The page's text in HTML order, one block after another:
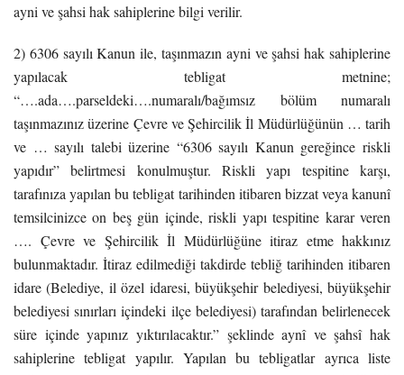
ayni ve şahsi hak sahiplerine bilgi verilir.
2) 6306 sayılı Kanun ile, taşınmazın ayni ve şahsi hak sahiplerine
yapılacak tebligat metnine;
“….ada….parseldeki….numaralı/bağımsız bölüm numaralı
taşınmazınız üzerine Çevre ve Şehircilik İl Müdürlüğünün … tarih
ve … sayılı talebi üzerine “6306 sayılı Kanun gereğince riskli
yapıdır” belirtmesi konulmuştur. Riskli yapı tespitine karşı,
tarafınıza yapılan bu tebligat tarihinden itibaren bizzat veya kanunî
temsilcinizce on beş gün içinde, riskli yapı tespitine karar veren
…. Çevre ve Şehircilik İl Müdürlüğüne itiraz etme hakkınız
bulunmaktadır. İtiraz edilmediği takdirde tebliğ tarihinden itibaren
idare (Belediye, il özel idaresi, büyükşehir belediyesi, büyükşehir
belediyesi sınırları içindeki ilçe belediyesi) tarafından belirlenecek
süre içinde yapınız yıktırılacaktır.” şeklinde aynî ve şahsî hak
sahiplerine tebligat yapılır. Yapılan bu tebligatlar ayrıca liste